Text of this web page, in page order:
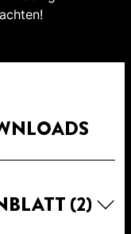
(2)